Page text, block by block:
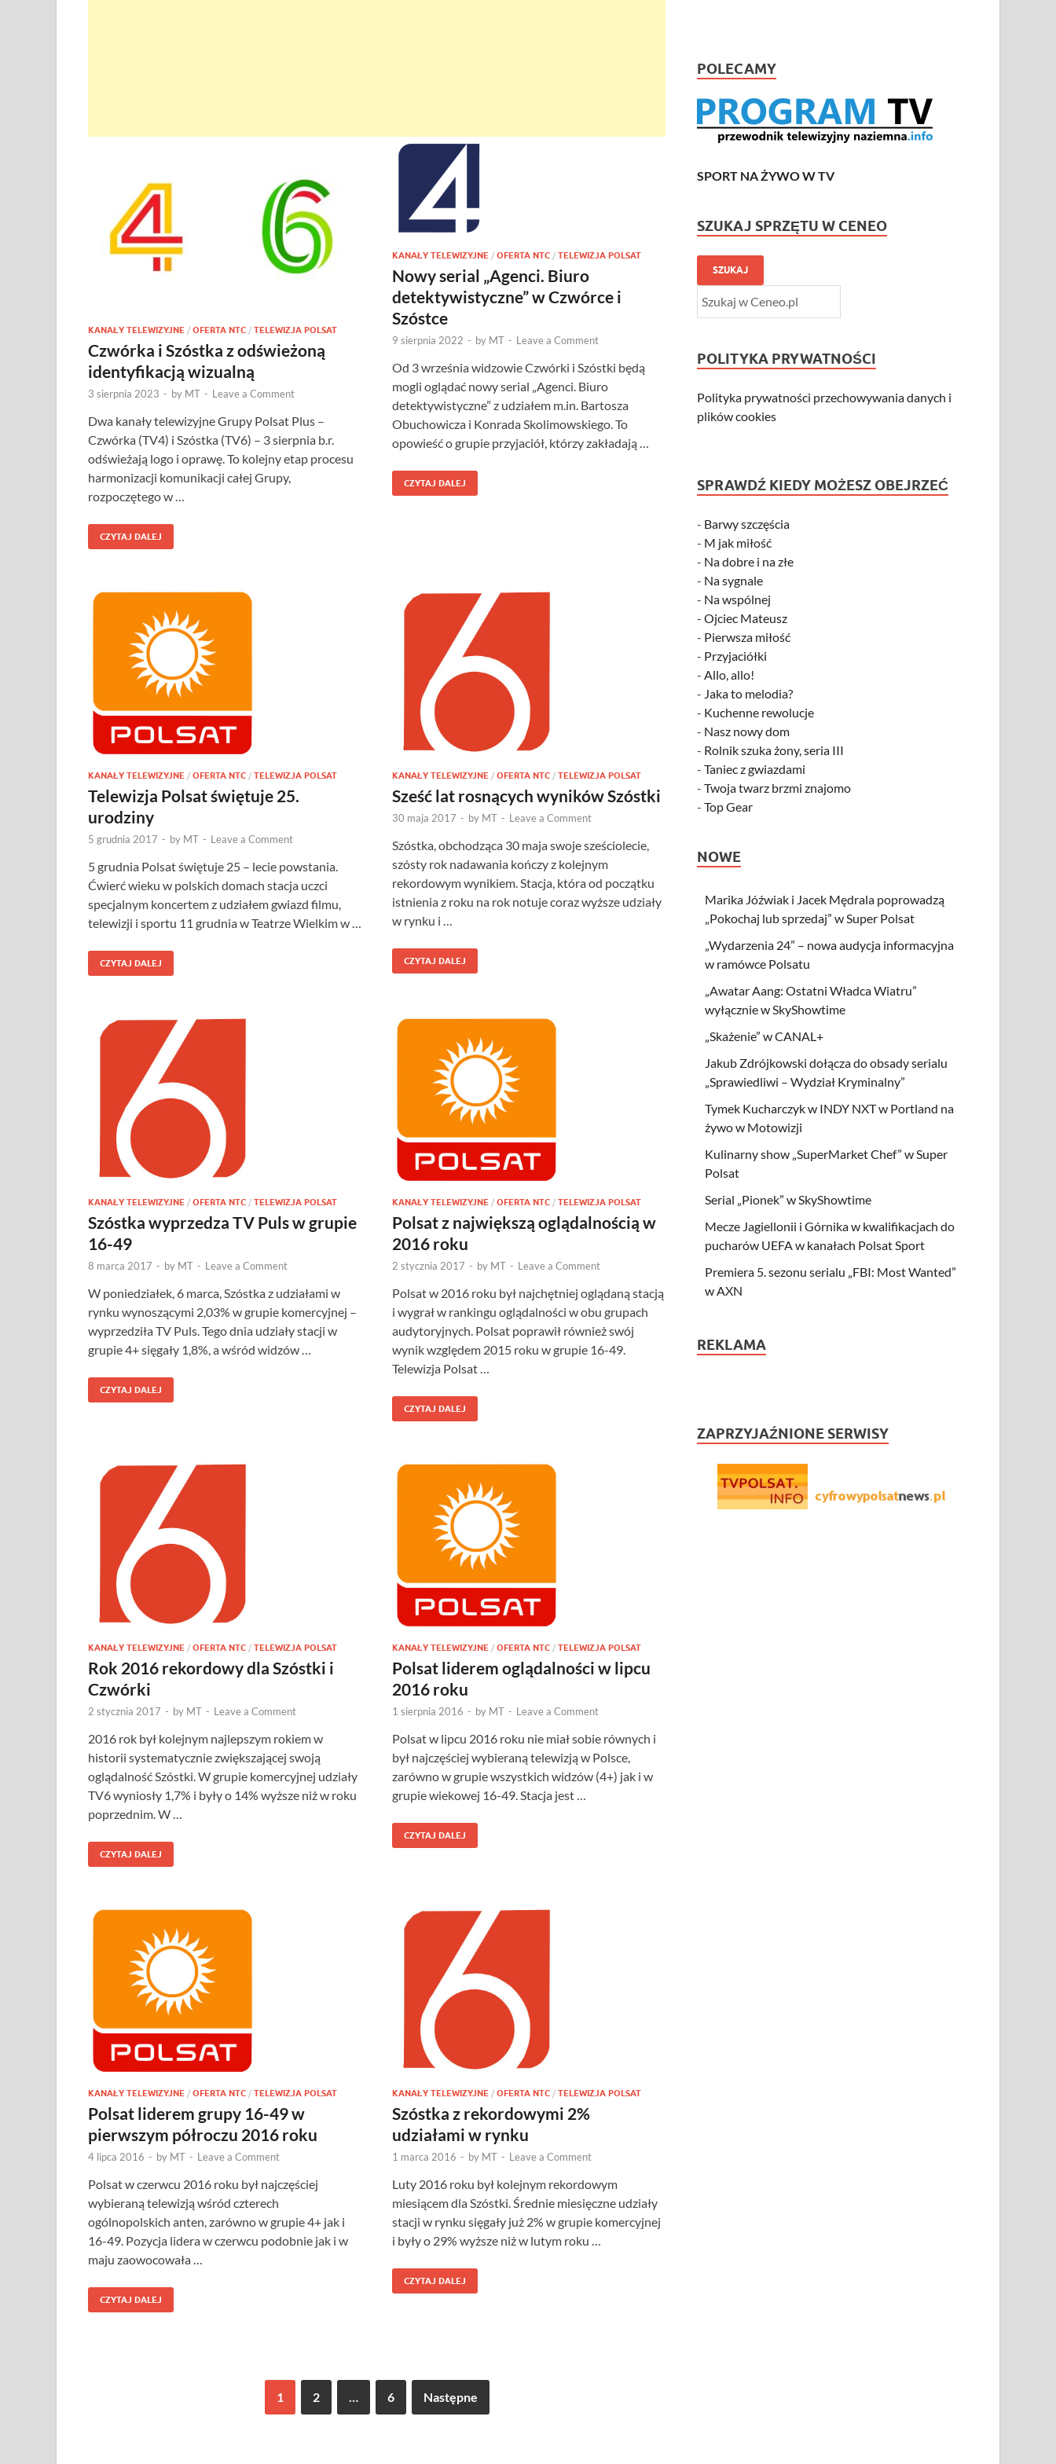
KANAŁY TELEWIZYJNE / OFERTA NTC / TELEWIZJA POLSAT
Czwórka i Szóstka z odświeżoną
identyfikacją wizualną
3 sierpnia 2023 - by MT - Leave a Comment
Dwa kanały telewizyjne Grupy Polsat Plus –
Czwórka (TV4) i Szóstka (TV6) – 3 sierpnia b.r.
odświeżają logo i oprawę. To kolejny etap procesu
harmonizacji komunikacji całej Grupy,
rozpoczętego w …
CZYTAJ DALEJ
KANAŁY TELEWIZYJNE / OFERTA NTC / TELEWIZJA POLSAT
Nowy serial „Agenci. Biuro
detektywistyczne” w Czwórce i
Szóstce
9 sierpnia 2022 - by MT - Leave a Comment
Od 3 września widzowie Czwórki i Szóstki będą
mogli oglądać nowy serial „Agenci. Biuro
detektywistyczne” z udziałem m.in. Bartosza
Obuchowicza i Konrada Skolimowskiego. To
opowieść o grupie przyjaciół, którzy zakładają …
CZYTAJ DALEJ
KANAŁY TELEWIZYJNE / OFERTA NTC / TELEWIZJA POLSAT
Telewizja Polsat świętuje 25.
urodziny
5 grudnia 2017 - by MT - Leave a Comment
5 grudnia Polsat świętuje 25 – lecie powstania.
Ćwierć wieku w polskich domach stacja uczci
specjalnym koncertem z udziałem gwiazd filmu,
telewizji i sportu 11 grudnia w Teatrze Wielkim w …
CZYTAJ DALEJ
KANAŁY TELEWIZYJNE / OFERTA NTC / TELEWIZJA POLSAT
Sześć lat rosnących wyników Szóstki
30 maja 2017 - by MT - Leave a Comment
Szóstka, obchodząca 30 maja swoje sześciolecie,
szósty rok nadawania kończy z kolejnym
rekordowym wynikiem. Stacja, która od początku
istnienia z roku na rok notuje coraz wyższe udziały
w rynku i …
CZYTAJ DALEJ
KANAŁY TELEWIZYJNE / OFERTA NTC / TELEWIZJA POLSAT
Szóstka wyprzedza TV Puls w grupie
16-49
8 marca 2017 - by MT - Leave a Comment
W poniedziałek, 6 marca, Szóstka z udziałami w
rynku wynoszącymi 2,03% w grupie komercyjnej –
wyprzedziła TV Puls. Tego dnia udziały stacji w
grupie 4+ sięgały 1,8%, a wśród widzów …
CZYTAJ DALEJ
KANAŁY TELEWIZYJNE / OFERTA NTC / TELEWIZJA POLSAT
Polsat z największą oglądalnością w
2016 roku
2 stycznia 2017 - by MT - Leave a Comment
Polsat w 2016 roku był najchętniej oglądaną stacją
i wygrał w rankingu oglądalności w obu grupach
audytoryjnych. Polsat poprawił również swój
wynik względem 2015 roku w grupie 16-49.
Telewizja Polsat …
CZYTAJ DALEJ
KANAŁY TELEWIZYJNE / OFERTA NTC / TELEWIZJA POLSAT
Rok 2016 rekordowy dla Szóstki i
Czwórki
2 stycznia 2017 - by MT - Leave a Comment
2016 rok był kolejnym najlepszym rokiem w
historii systematycznie zwiększającej swoją
oglądalność Szóstki. W grupie komercyjnej udziały
TV6 wyniosły 1,7% i były o 14% wyższe niż w roku
poprzednim. W …
CZYTAJ DALEJ
KANAŁY TELEWIZYJNE / OFERTA NTC / TELEWIZJA POLSAT
Polsat liderem oglądalności w lipcu
2016 roku
1 sierpnia 2016 - by MT - Leave a Comment
Polsat w lipcu 2016 roku nie miał sobie równych i
był najczęściej wybieraną telewizją w Polsce,
zarówno w grupie wszystkich widzów (4+) jak i w
grupie wiekowej 16-49. Stacja jest …
CZYTAJ DALEJ
KANAŁY TELEWIZYJNE / OFERTA NTC / TELEWIZJA POLSAT
Polsat liderem grupy 16-49 w
pierwszym półroczu 2016 roku
4 lipca 2016 - by MT - Leave a Comment
Polsat w czerwcu 2016 roku był najczęściej
wybieraną telewizją wśród czterech
ogólnopolskich anten, zarówno w grupie 4+ jak i
16-49. Pozycja lidera w czerwcu podobnie jak i w
maju zaowocowała …
CZYTAJ DALEJ
KANAŁY TELEWIZYJNE / OFERTA NTC / TELEWIZJA POLSAT
Szóstka z rekordowymi 2%
udziałami w rynku
1 marca 2016 - by MT - Leave a Comment
Luty 2016 roku był kolejnym rekordowym
miesiącem dla Szóstki. Średnie miesięczne udziały
stacji w rynku sięgały już 2% w grupie komercyjnej
i były o 29% wyższe niż w lutym roku …
CZYTAJ DALEJ
1 2 6 Następne
POLECAMY
SPORT NA ŻYWO W TV
SZUKAJ SPRZĘTU W CENEO
SZUKAJ
POLITYKA PRYWATNOŚCI
Polityka prywatności przechowywania danych i
plików cookies
SPRAWDŹ KIEDY MOŻESZ OBEJRZEĆ
- Barwy szczęścia
- M jak miłość
- Na dobre i na złe
- Na sygnale
- Na wspólnej
-Ojciec Mateusz
- Pierwsza miłość
- Przyjaciółki
-Allo, allo!
- Jaka to melodia?
- Kuchenne rewolucje
- Nasz nowy dom
- Rolnik szuka żony, seria III
-Taniec z gwiazdami
-Twoja twarz brzmi znajomo
-Top Gear
NOWE
Marika Jóźwiak i Jacek Mędrala poprowadzą
„Pokochaj lub sprzedaj” w Super Polsat
„Wydarzenia 24” – nowa audycja informacyjna
w ramówce Polsatu
„Awatar Aang: Ostatni Władca Wiatru”
wyłącznie w SkyShowtime
„Skażenie” w CANAL+
Jakub Zdrójkowski dołącza do obsady serialu
„Sprawiedliwi – Wydział Kryminalny”
Tymek Kucharczyk w INDY NXT w Portland na
żywo w Motowizji
Kulinarny show „SuperMarket Chef” w Super
Polsat
Serial „Pionek” w SkyShowtime
Mecze Jagiellonii i Górnika w kwalifikacjach do
pucharów UEFA w kanałach Polsat Sport
Premiera 5. sezonu serialu „FBI: Most Wanted”
w AXN
REKLAMA
ZAPRZYJAŹNIONE SERWISY